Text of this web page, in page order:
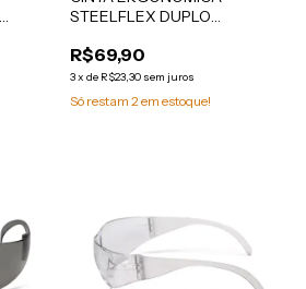
STEELFLEX DUPLO
R$69,90
3x de R$23,30 sem juros
Só restam 2 em estoque!